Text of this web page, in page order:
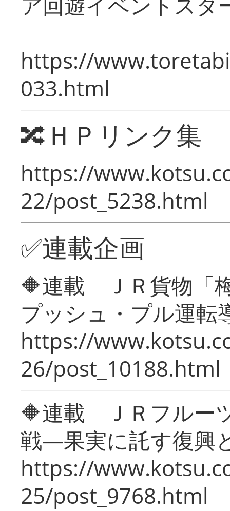
https://
033.html
🔀ＨＰリンク集
https://
22/post_5238.html
✅連載企画
🔶連載 ＪＲ貨物「
プッシュ・プル運転
https://
26/post_10188.html
🔶連載 ＪＲフルー
戦―果実に託す復興
https://
25/post_9768.html